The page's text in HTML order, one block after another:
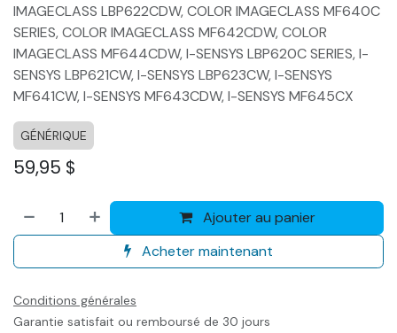
IMAGECLASS LBP622CDW, COLOR IMAGECLASS MF640C
SERIES, COLOR IMAGECLASS MF642CDW, COLOR
IMAGECLASS MF644CDW, I-SENSYS LBP620C SERIES, I-
SENSYS LBP621CW, I-SENSYS LBP623CW, I-SENSYS
MF641CW, I-SENSYS MF643CDW, I-SENSYS MF645CX
GÉNÉRIQUE
59,95 $
Ajouter au panier
Acheter maintenant
Conditions générales
Garantie satisfait ou remboursé de 30 jours